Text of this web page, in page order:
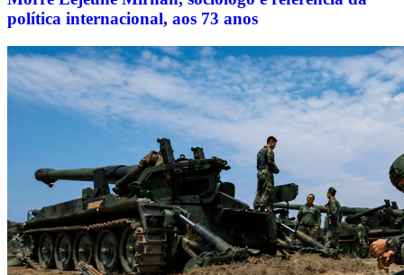
política internacional, aos 73 anos